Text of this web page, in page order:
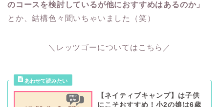
のコースを検討しているが他におすすめはあるのか」
とか、結構色々聞いちゃいました（笑）
＼レッツゴーについてはこちら／
【ネイティブキャンプ】は子供
にこそおすすめ！小2の娘は6歳